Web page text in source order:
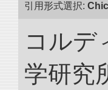
引用形式選択:
コルデ
学研究